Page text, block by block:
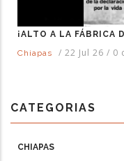
¡ALTO A LA FÁBRICA
Chiapas
/ 22 Jul 26 / 0
CATEGORIAS
CHIAPAS